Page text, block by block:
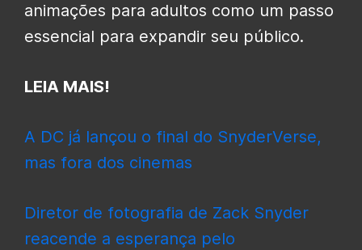
animações para adultos como um passo
essencial para expandir seu público.
LEIA MAIS!
A DC já lançou o final do SnyderVerse,
mas fora dos cinemas
Diretor de fotografia de Zack Snyder
reacende a esperança pelo